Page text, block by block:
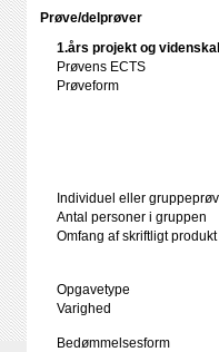
Prøve/delprøver
1.års projekt og
Prøvens ECTS
Prøveform
Individuel eller
Antal personer i gruppen
Omfang af skriftligt produkt
Opgavetype
Varighed
Bedømmelsesform